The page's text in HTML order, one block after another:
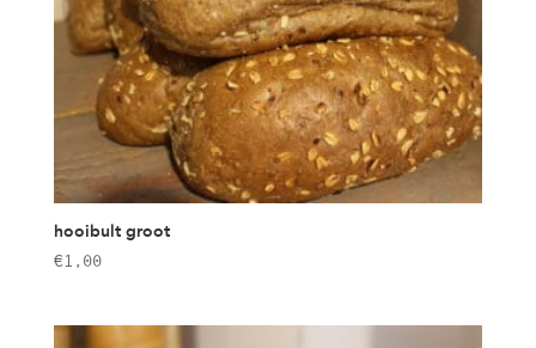
hooibult groot
€1,00